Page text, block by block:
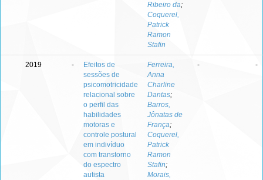
Ribeiro da;
Coquerel,
Patrick
Ramon
Stafin
2019 -
Efeitos de
sessões de
psicomotricidade
relacional sobre
o perfil das
habilidades
motoras e
controle postural
em indivíduo
com transtorno
do espectro
autista
Ferreira,
Anna
Charline
Dantas;
Barros,
Jônatas de
França;
Coquerel,
Patrick
Ramon
Stafin;
Morais,
- -